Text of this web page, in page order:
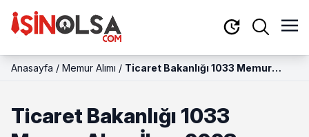
Anasayfa / Memur Alımı / Ticaret Bakanlığı 1033 Memur
Ticaret Bakanlığı 1033